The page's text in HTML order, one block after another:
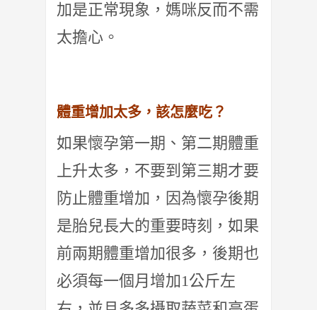
加是正常現象， 媽咪反而不需
太擔心。
體重增加太多，該怎麼吃？
如果懷孕第一期、第二期體重
上升太多， 不要到第三期才要
防止體重增加， 因為懷孕後期
是胎兒長大的重要時刻，如果
前兩期體重增加很多， 後期也
必須每一個月增加1公斤左